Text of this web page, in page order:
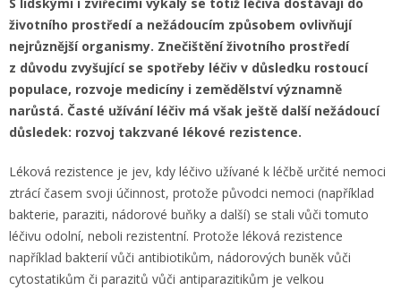
životního prostředí a nežádoucím způsobem ovlivňují
nejrůznější organismy. Znečištění životního prostředí
z důvodu zvyšující se spotřeby léčiv v důsledku rostoucí
populace, rozvoje medicíny i zemědělství významně
narůstá. Časté užívání léčiv má však ještě další nežádoucí
důsledek: rozvoj takzvané lékové rezistence.
Léková rezistence je jev, kdy léčivo užívané k léčbě určité nemoci
ztrácí časem svoji účinnost, protože původci nemoci (například
bakterie, paraziti, nádorové buňky a další) se stali vůči tomuto
léčivu odolní, neboli rezistentní. Protože léková rezistence
například bakterií vůči antibiotikům, nádorových buněk vůči
cytostatikům či parazitů vůči antiparazitikům je velkou